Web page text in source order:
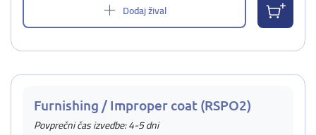
Dodaj žival
Furnishing / Improper coat (RSPO2)
Povprečni čas izvedbe: 4-5 dni